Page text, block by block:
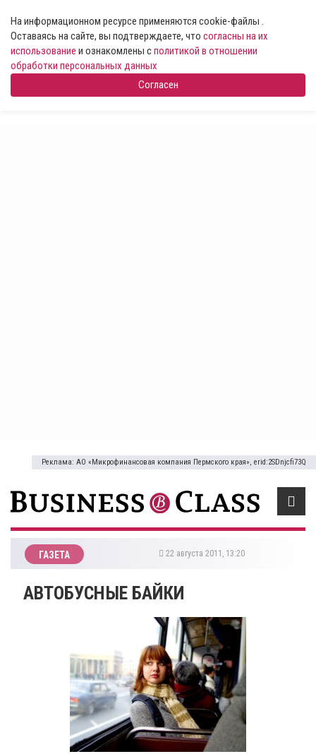
На информационном ресурсе применяются cookie-файлы .
Оставаясь на сайте, вы подтверждаете, что согласны на их
использование и ознакомлены сполитикой в отношении
обработки персональных данных
Согласен
Реклама: АО «Микрофинансовая компания Пермского края», erid:2SDnjcfi73Q
ГАЗЕТА 22 августа 2011, 13:20
АВТОБУСНЫЕ БАЙКИ